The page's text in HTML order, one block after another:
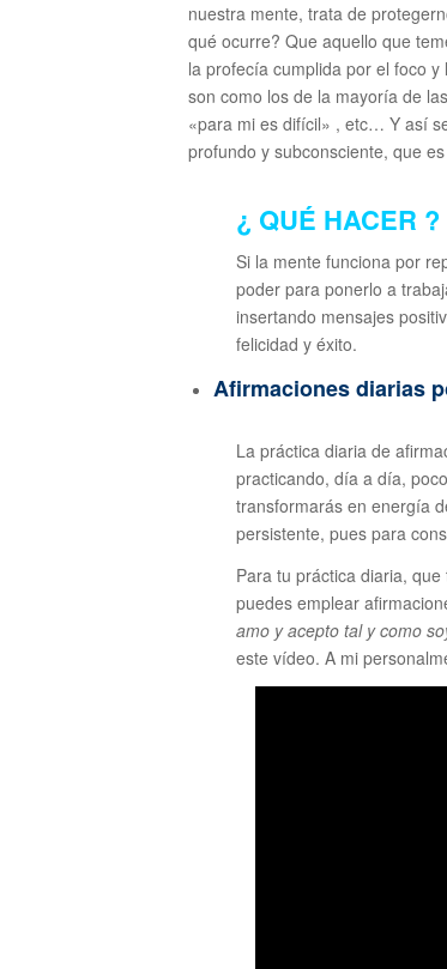
nuestra mente, trata de
qué ocurre? Que aquello que
la profecía cumplida por el foco
son como los de la mayoría de
«para mi es difícil» , etc… Y así
profundo y subconsciente, que
¿ QUÉ HACER ?
Si la mente funciona por
poder para ponerlo a
insertando mensajes
felicidad y éxito.
Afirmaciones diarias
La práctica diaria de
practicando, día a día,
transformarás en energía
persistente, pues para
Para tu práctica diaria,
puedes emplear
amo y acepto tal y como
este vídeo. A mi